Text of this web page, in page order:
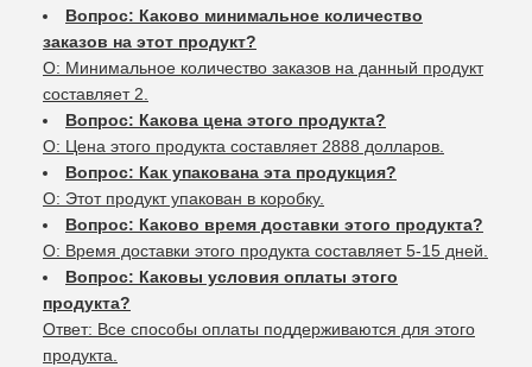
Вопрос: Каково минимальное количество
заказов на этот продукт?
О: Минимальное количество заказов на данный продукт
составляет 2.
Вопрос: Какова цена этого продукта?
О: Цена этого продукта составляет 2888 долларов.
Вопрос: Как упакована эта продукция?
О: Этот продукт упакован в коробку.
Вопрос: Каково время доставки этого продукта?
О: Время доставки этого продукта составляет 5-15 дней.
Вопрос: Каковы условия оплаты этого
продукта?
Ответ: Все способы оплаты поддерживаются для этого
продукта.